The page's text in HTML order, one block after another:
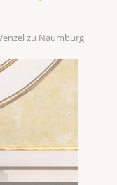
zu Naumburg